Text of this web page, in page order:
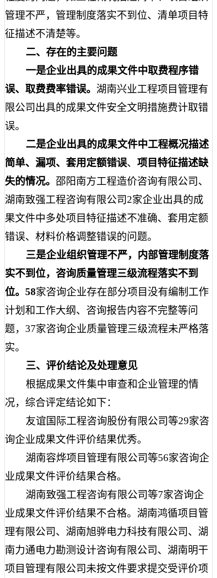
管理不严，管理制度落实不到位、清单项目特
征描述不清楚等。
二、存在的主要问题
一是企业出具的成果文件中取费程序错
误、取费费率错误。 湖南兴业工程项目管理有
限公司出具的成果文件安全文明措施费计取错
误。
二是企业出具的成果文件中工程概况描述
简单、 漏项、套用定额错误、 项目特征描述缺
失的情况。 邵阳南方工程造价咨询有限公司、
湖南致强工程咨询有限公司 2家企业出具的成
果文件中多处项目特征描述不准确、套用定额
错误、材料价格调整错误的问题。
三是企业组织管理不严，内部管理制度落
实不到位，咨询质量管理三级流程落实不到
位。 58家咨询企业存在部分项目没有编制工作
计划和工作大纲、咨询报告内容不完整等问
题， 37家咨询企业质量管理三级流程未严格落
实。
三、评价结论及处理意见
根据成果文件集中审查和企业管理的情
况，综合评定结论如下：
友谊国际工程咨询股份有限公司等29家咨
询企业成果文件评价结果优秀。
湖南容烨项目管理有限公司等56家咨询企
业成果文件评价结果合格。
湖南致强工程咨询有限公司等7家咨询企
业成果文件评价结果不合格。湖南鸿循项目管
理有限公司、湖南旭骅电力科技有限公司、湖
南力通电力勘测设计咨询有限公司、湖南明干
项目管理有限公司未按文件要求提交受评价项